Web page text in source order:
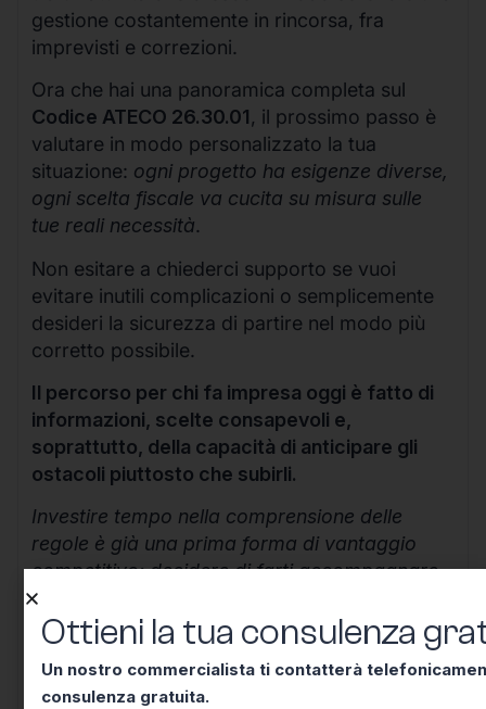
gestione costantemente in rincorsa, fra
imprevisti e correzioni.
Ora che hai una panoramica completa sul
Codice ATECO 26.30.01, il prossimo passo è
valutare in modo personalizzato la tua
situazione: ogni progetto ha esigenze diverse,
ogni scelta fiscale va cucita su misura sulle
tue reali necessità.
Non esitare a chiederci supporto se vuoi
evitare inutili complicazioni o semplicemente
desideri la sicurezza di partire nel modo più
corretto possibile.
Il percorso per chi fa impresa oggi è fatto di
informazioni, scelte consapevoli e,
soprattutto, della capacità di anticipare gli
ostacoli piuttosto che subirli.
Investire tempo nella comprensione delle
regole è già una prima forma di vantaggio
competitivo; decidere di farti accompagnare
da chi conosce bene il campo è il modo
migliore per costruire un futuro lavorativo
Continua a informarti, resta aggiornato e
Ottieni la tua consulenza
Un nostro commercialista ti contatterà
consulenza gratuita.